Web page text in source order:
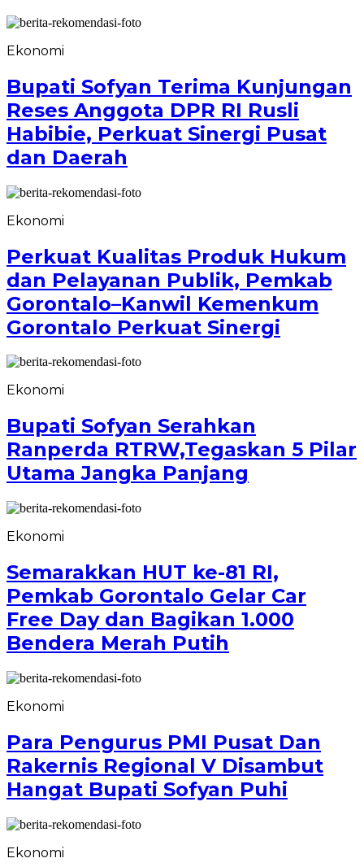
Ekonomi
Bupati Sofyan Terima Kunjungan
Reses Anggota DPR RI Rusli
Habibie, Perkuat Sinergi Pusat
dan Daerah
Ekonomi
Perkuat Kualitas Produk Hukum
dan Pelayanan Publik, Pemkab
Gorontalo–Kanwil Kemenkum
Gorontalo Perkuat Sinergi
Ekonomi
Bupati Sofyan Serahkan
Ranperda RTRW,Tegaskan 5 Pilar
Utama Jangka Panjang
Ekonomi
Semarakkan HUT ke-81 RI,
Pemkab Gorontalo Gelar Car
Free Day dan Bagikan 1.000
Bendera Merah Putih
Ekonomi
Para Pengurus PMI Pusat Dan
Rakernis Regional V Disambut
Hangat Bupati Sofyan Puhi
Ekonomi